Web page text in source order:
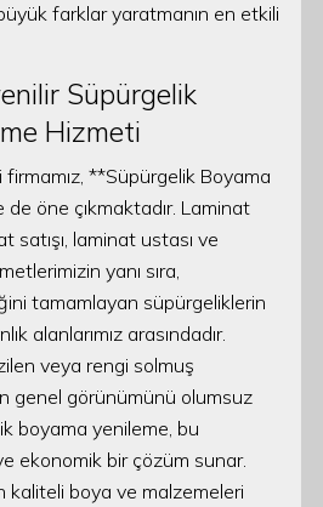
farklar yaratmanın en etkili
Süpürgelik
Hizmeti
**Süpürgelik Boyama
öne çıkmaktadır. Laminat
satışı, laminat ustası ve
yanı sıra,
tamamlayan süpürgeliklerin
alanlarımız arasındadır.
veya rengi solmuş
genel görünümünü olumsuz
boyama yenileme, bu
ekonomik bir çözüm sunar.
kaliteli boya ve malzemeleri